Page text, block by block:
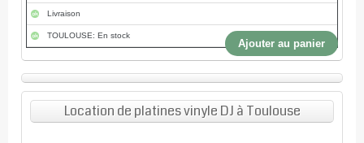
Livraison
TOULOUSE: En stock
Ajouter au panier
Location de platines vinyle DJ à Toulouse